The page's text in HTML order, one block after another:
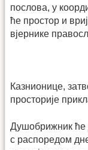
послова, у
ће простор и
вјернике
Казнионице,
просторије
Душобрижник ће
с распоредом